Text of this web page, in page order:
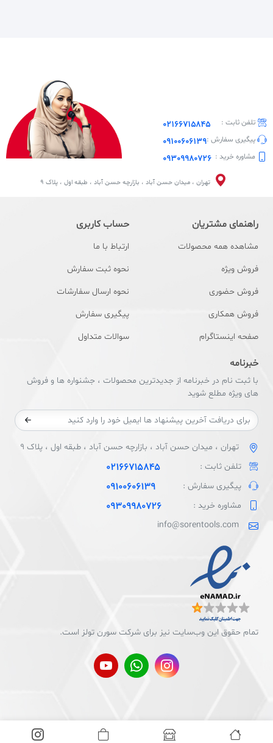
تهران ، میدان حسن آباد ، بازارچه حسن آباد ، طبقه اول ، پلاک 9
تلفن ثابت : 02166715845
پیگیری سفارش :09100606139
مشاوره خرید : 09309980726
راهنمای مشتریان
مشاهده همه محصولات
فروش ویژه
فروش حضوری
فروش همکاری
صفحه اینستاگرام
حساب کاربری
ارتباط با ما
نحوه ثبت سفارش
نحوه ارسال سفارشات
پیگیری سفارش
سوالات متداول
خبرنامه
با ثبت نام در خبرنامه از جدیدترین محصولات ، جشنواره ها و فروش
های ویژه مطلع شوید
تهران ، میدان حسن آباد ، بازارچه حسن آباد ، طبقه اول ، پلاک 9
تلفن ثابت :
02166715845
پیگیری سفارش : 09100606139
مشاوره خرید : 09309980726
info@sorentools.com
تمام حقوق اين وب‌سايت نیز برای شرکت سورن تولز است.